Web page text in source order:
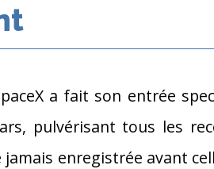
a fait son entrée
pulvérisant tous les
enregistrée avant